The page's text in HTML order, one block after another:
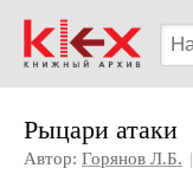
Рыцари атаки
Автор: Горянов Л.Б. |